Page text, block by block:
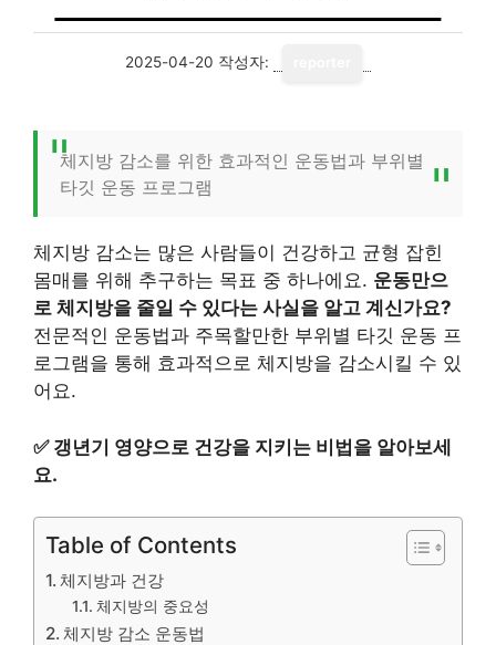
2025-04-20 작성자:
체지방 감소를 위한 효과적인 운동법과 부위별
타깃 운동 프로그램
체지방 감소는 많은 사람들이 건강하고 균형 잡힌
몸매를 위해 추구하는 목표 중 하나에요. 운동만으
로 체지방을 줄일 수 있다는 사실을 알고 계신가요?
전문적인 운동법과 주목할만한 부위별 타깃 운동 프
로그램을 통해 효과적으로 체지방을 감소시킬 수 있
어요.
✅ 갱년기 영양으로 건강을 지키는 비법을 알아보세
요.
Table of Contents
체지방과 건강
체지방의 중요성
체지방 감소 운동법